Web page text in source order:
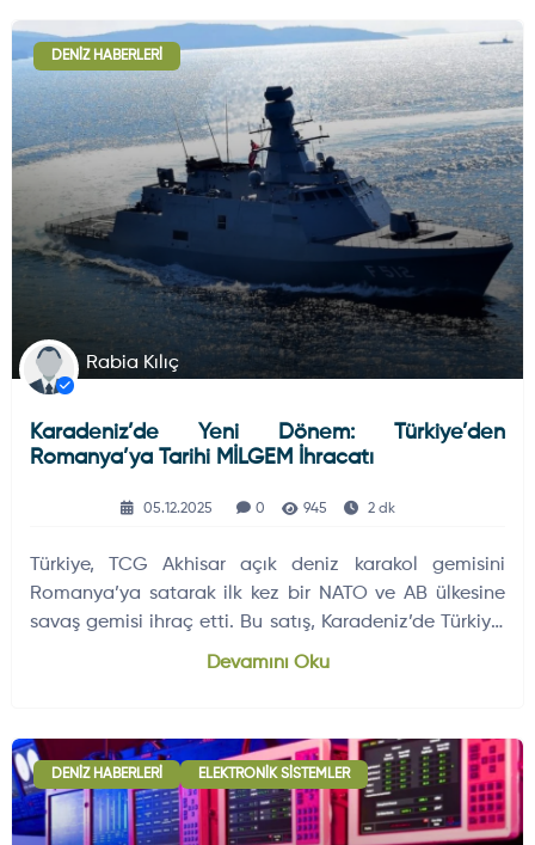
DENIZ HABERLERI
Rabia Kılıç
Karadeniz’de Yeni Dönem: Türkiye’den
Romanya’ya Tarihi MİLGEM İhracatı
05.12.2025 0 945 2 dk
Türkiye, TCG Akhisar açık deniz karakol gemisini
Romanya’ya satarak ilk kez bir NATO ve AB ülkesine
savaş gemisi ihraç etti. Bu satış, Karadeniz’de Türkiye,
Romanya ve Ukrayna arasında stratejik bir deniz iş
Devamını Oku
DENIZ HABERLERI ELEKTRONIK SISTEMLER